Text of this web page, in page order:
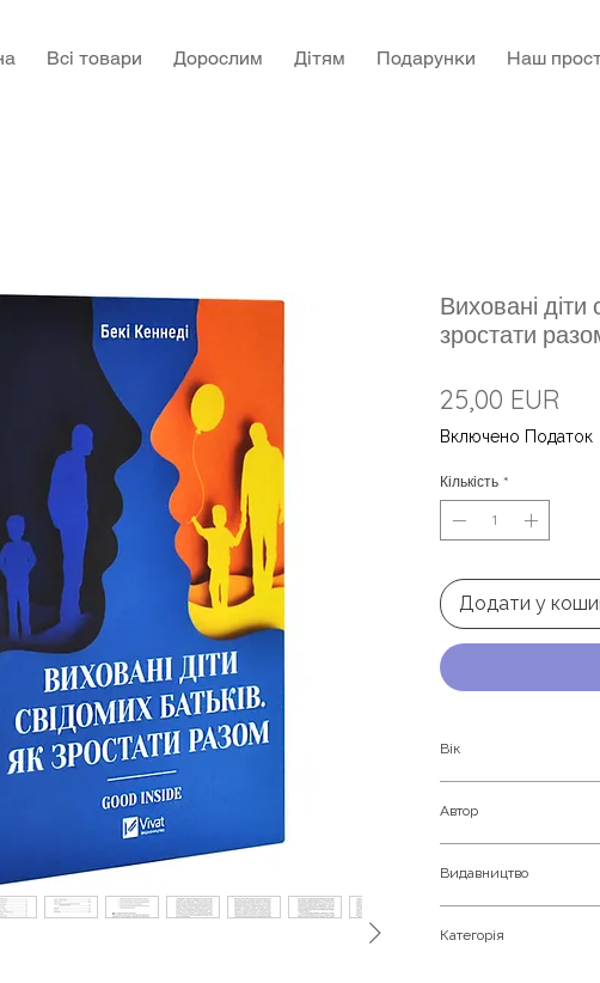
Всі товари Дорослим Дітям Подарунки Наш
Виховані діти
зростати
25,00 EUR
Включено Податок
Кількість *
Додати у
Вік
Автор
Видавництво
Категорія